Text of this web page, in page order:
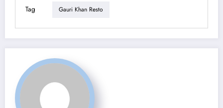
Tag Gauri Khan Resto